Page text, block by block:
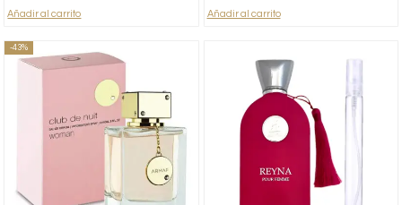
Añadir al carrito Añadir al carrito
-43%